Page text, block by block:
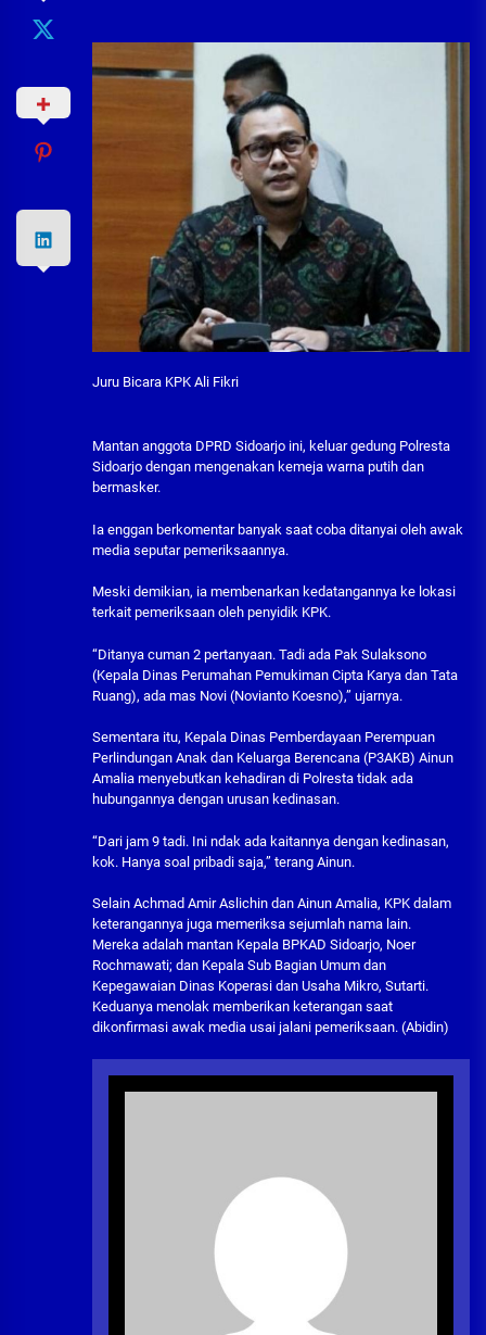
Juru Bicara KPK Ali Fikri
Mantan anggota DPRD Sidoarjo ini, keluar gedung Polresta
Sidoarjo dengan mengenakan kemeja warna putih dan
bermasker.
Ia enggan berkomentar banyak saat coba ditanyai oleh awak
media seputar pemeriksaannya.
Meski demikian, ia membenarkan kedatangannya ke lokasi
terkait pemeriksaan oleh penyidik KPK.
“Ditanya cuman 2 pertanyaan. Tadi ada Pak Sulaksono
(Kepala Dinas Perumahan Pemukiman Cipta Karya dan Tata
Ruang), ada mas Novi (Novianto Koesno),” ujarnya.
Sementara itu, Kepala Dinas Pemberdayaan Perempuan
Perlindungan Anak dan Keluarga Berencana (P3AKB) Ainun
Amalia menyebutkan kehadiran di Polresta tidak ada
hubungannya dengan urusan kedinasan.
“Dari jam 9 tadi. Ini ndak ada kaitannya dengan kedinasan,
kok. Hanya soal pribadi saja,” terang Ainun.
Selain Achmad Amir Aslichin dan Ainun Amalia, KPK dalam
keterangannya juga memeriksa sejumlah nama lain.
Mereka adalah mantan Kepala BPKAD Sidoarjo, Noer
Rochmawati; dan Kepala Sub Bagian Umum dan
Kepegawaian Dinas Koperasi dan Usaha Mikro, Sutarti.
Keduanya menolak memberikan keterangan saat
dikonfirmasi awak media usai jalani pemeriksaan. (Abidin)